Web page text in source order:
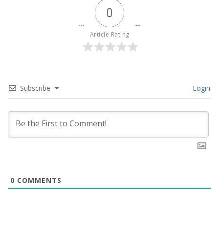
0
Article Rating
Subscribe Login
0 COMMENTS